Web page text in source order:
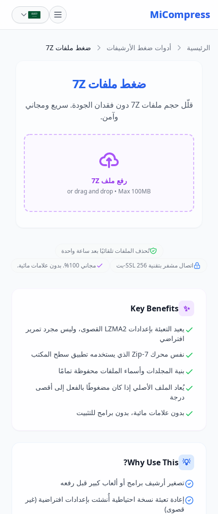
Skip to main content
MiCompress
الرئيسية أدوات ضغط الأرشيفات ضغط ملفات 7Z
ضغط ملفات 7Z
قلّل حجم ملفات 7Z دون فقدان الجودة. سريع ومجاني
وآمن.
رفع ملف 7Z
or drag and drop • Max 100MB
تُحذف الملفات تلقائيًا بعد ساعة واحدة
اتصال مشفر بتقنية SSL 256-بت
مجاني 100%. بدون علامات مائية.
✨
Key Benefits
يعيد التعبئة بإعدادات LZMA2 القصوى، وليس مجرد تمرير
افتراضي
نفس محرك 7-Zip الذي يستخدمه تطبيق سطح المكتب
بنية المجلدات وأسماء الملفات محفوظة تمامًا
يُعاد الملف الأصلي إذا كان مضغوطًا بالفعل إلى أقصى
درجة
بدون علامات مائية، بدون برامج للتثبيت
💡
Why Use This?
تصغير أرشيف برامج أو ألعاب كبير قبل رفعه
إعادة تعبئة نسخة احتياطية أُنشئت بإعدادات افتراضية (غير
قصوى)